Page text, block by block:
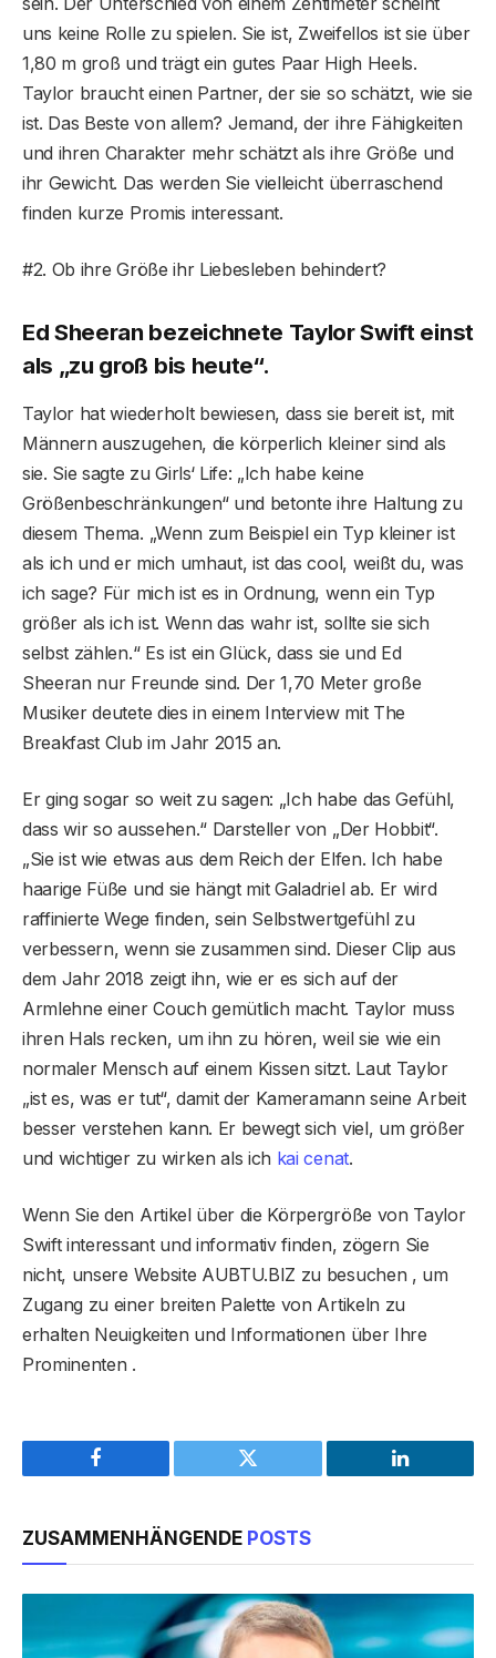
uns keine Rolle zu spielen. Sie ist, Zweifellos ist sie über
1,80 m groß und trägt ein gutes Paar High Heels.
Taylor braucht einen Partner, der sie so schätzt, wie sie
ist. Das Beste von allem? Jemand, der ihre Fähigkeiten
und ihren Charakter mehr schätzt als ihre Größe und
ihr Gewicht. Das werden Sie vielleicht überraschend
finden kurze Promis interessant.
#2. Ob ihre Größe ihr Liebesleben behindert?
Ed Sheeran bezeichnete Taylor Swift einst
als „zu groß bis heute“.
Taylor hat wiederholt bewiesen, dass sie bereit ist, mit
Männern auszugehen, die körperlich kleiner sind als
sie. Sie sagte zu Girls‘ Life: „Ich habe keine
Größenbeschränkungen“ und betonte ihre Haltung zu
diesem Thema. „Wenn zum Beispiel ein Typ kleiner ist
als ich und er mich umhaut, ist das cool, weißt du, was
ich sage? Für mich ist es in Ordnung, wenn ein Typ
größer als ich ist. Wenn das wahr ist, sollte sie sich
selbst zählen.“ Es ist ein Glück, dass sie und Ed
Sheeran nur Freunde sind. Der 1,70 Meter große
Musiker deutete dies in einem Interview mit The
Breakfast Club im Jahr 2015 an.
Er ging sogar so weit zu sagen: „Ich habe das Gefühl,
dass wir so aussehen.“ Darsteller von „Der Hobbit“.
„Sie ist wie etwas aus dem Reich der Elfen. Ich habe
haarige Füße und sie hängt mit Galadriel ab. Er wird
raffinierte Wege finden, sein Selbstwertgefühl zu
verbessern, wenn sie zusammen sind. Dieser Clip aus
dem Jahr 2018 zeigt ihn, wie er es sich auf der
Armlehne einer Couch gemütlich macht. Taylor muss
ihren Hals recken, um ihn zu hören, weil sie wie ein
normaler Mensch auf einem Kissen sitzt. Laut Taylor
„ist es, was er tut“, damit der Kameramann seine Arbeit
besser verstehen kann. Er bewegt sich viel, um größer
und wichtiger zu wirken als ich kai cenat.
Wenn Sie den Artikel über die Körpergröße von Taylor
Swift interessant und informativ finden, zögern Sie
nicht, unsere Website AUBTU.BIZ zu besuchen , um
Zugang zu einer breiten Palette von Artikeln zu
erhalten Neuigkeiten und Informationen über Ihre
Prominenten .
Facebook Twitter LinkedIn
ZUSAMMENHÄNGENDE POSTS